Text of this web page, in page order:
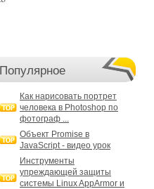
Популярное
Как нарисовать портрет
человека в Photoshop по
фотограф ...
Объект Promise в
JavaScript - видео урок
Инструменты
упреждающей защиты
системы Linux AppArmor и